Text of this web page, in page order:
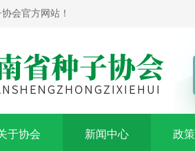
会官方网站！
于协会 新闻中心 政